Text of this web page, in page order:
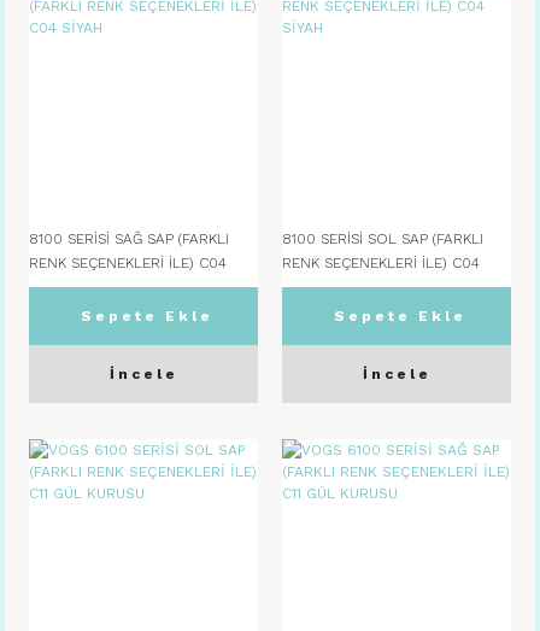
8100 SERİSİ SAĞ SAP (FARKLI
RENK SEÇENEKLERİ İLE) C04
SİYAH
Sepete Ekle
İncele
8100 SERİSİ SOL SAP (FARKLI
RENK SEÇENEKLERİ İLE) C04
SİYAH
Sepete Ekle
İncele